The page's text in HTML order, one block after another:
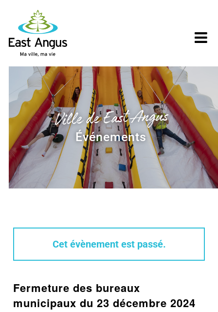
content
Ville de East Angus
Événements
Cet évènement est passé.
Fermeture des bureaux
municipaux du 23 décembre 2024